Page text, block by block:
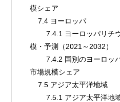
模シェア
    7.4 ヨーロッパ
        7.4.1 ヨーロッパリチウム電池組立装置市場規
模・予測（2021～2032）
        7.4.2 国別のヨーロッパリチウム電池組立装置
市場規模シェア
    7.5 アジア太平洋地域
        7.5.1 アジア太平洋地域リチウム電池組立装置